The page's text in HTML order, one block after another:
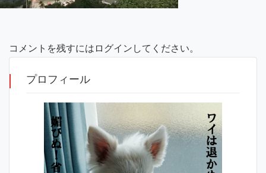
コメントを残すにはログインしてください。
プロフィール